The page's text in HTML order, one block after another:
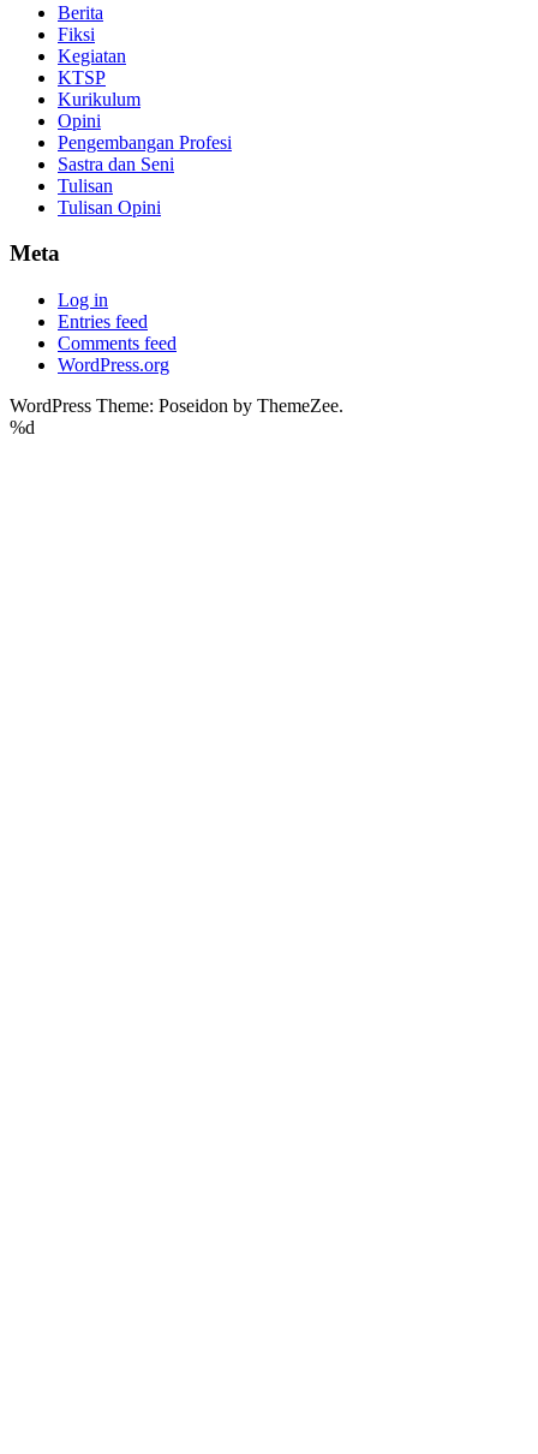
Berita
Fiksi
Kegiatan
KTSP
Kurikulum
Opini
Pengembangan Profesi
Sastra dan Seni
Tulisan
Tulisan Opini
Meta
Log in
Entries feed
Comments feed
WordPress.org
WordPress Theme: Poseidon by ThemeZee.
%d